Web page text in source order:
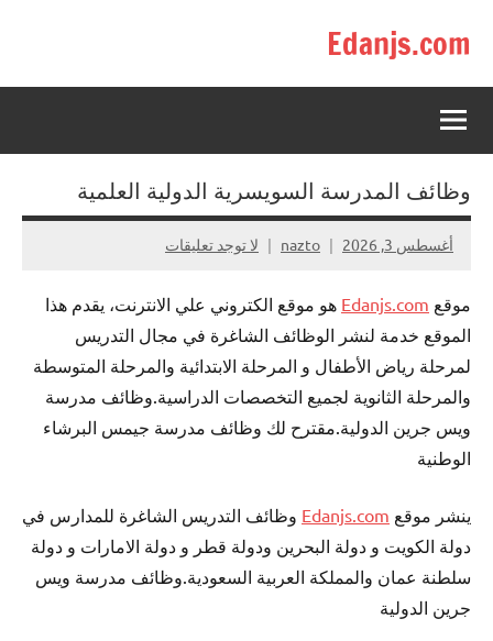
Edanjs.com
وظائف المدرسة السويسرية الدولية العلمية
أغسطس 3, 2026 nazto لا توجد تعليقات
موقع Edanjs.com هو موقع الكتروني علي الانترنت، يقدم هذا
الموقع خدمة لنشر الوظائف الشاغرة في مجال التدريس
لمرحلة رياض الأطفال و المرحلة الابتدائية والمرحلة المتوسطة
والمرحلة الثانوية لجميع التخصصات الدراسية.وظائف مدرسة
ويس جرين الدولية.مقترح لك وظائف مدرسة جيمس البرشاء
الوطنية
ينشر موقع Edanjs.com وظائف التدريس الشاغرة للمدارس في
دولة الكويت و دولة البحرين ودولة قطر و دولة الامارات و دولة
سلطنة عمان والمملكة العربية السعودية.وظائف مدرسة ويس
جرين الدولية